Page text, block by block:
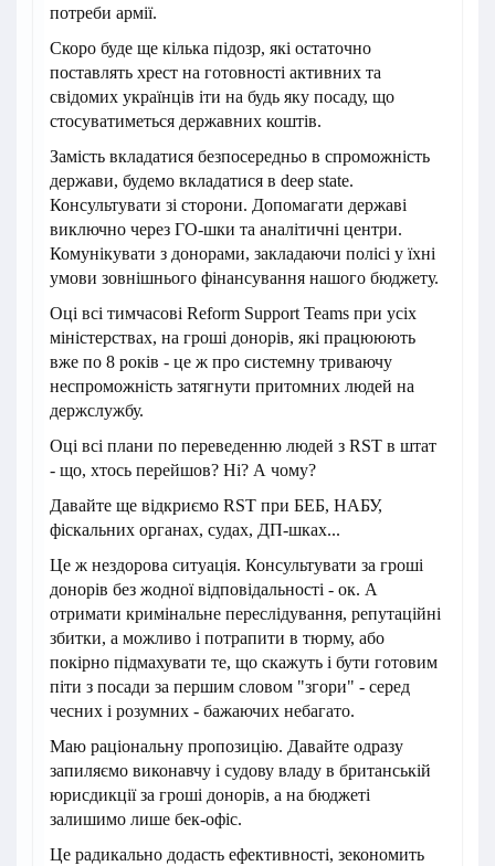
потреби армії.
Скоро буде ще кілька підозр, які остаточно
поставлять хрест на готовності активних та
свідомих українців іти на будь яку посаду, що
стосуватиметься державних коштів.
Замість вкладатися безпосередньо в спроможність
держави, будемо вкладатися в deep state.
Консультувати зі сторони. Допомагати державі
виключно через ГО-шки та аналітичні центри.
Комунікувати з донорами, закладаючи полісі у їхні
умови зовнішнього фінансування нашого бюджету.
Оці всі тимчасові Reform Support Teams при усіх
міністерствах, на гроші донорів, які працююють
вже по 8 років - це ж про системну триваючу
неспроможність затягнути притомних людей на
держслужбу.
Оці всі плани по переведенню людей з RST в штат
- що, хтось перейшов? Ні? А чому?
Давайте ще відкриємо RST при БЕБ, НАБУ,
фіскальних органах, судах, ДП-шках...
Це ж нездорова ситуація. Консультувати за гроші
донорів без жодної відповідальності - ок. А
отримати кримінальне переслідування, репутаційні
збитки, а можливо і потрапити в тюрму, або
покірно підмахувати те, що скажуть і бути готовим
піти з посади за першим словом "згори" - серед
чесних і розумних - бажаючих небагато.
Маю раціональну пропозицію. Давайте одразу
запиляємо виконавчу і судову владу в британській
юрисдикції за гроші донорів, а на бюджеті
залишимо лише бек-офіс.
Це радикально додасть ефективності, зекономить